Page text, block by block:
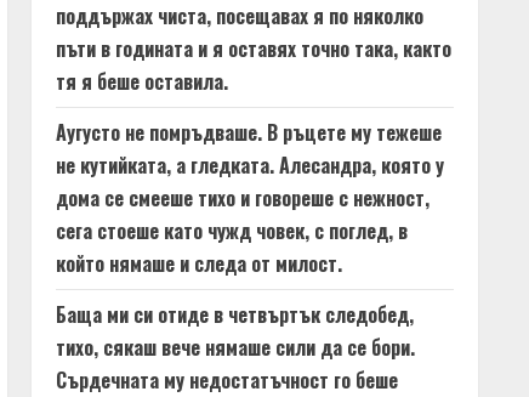
поддържах чиста, посещавах я по няколко
пъти в годината и я оставях точно така, както
тя я беше оставила.
Аугусто не помръдваше. В ръцете му тежеше
не кутийката, а гледката. Алесандра, която у
дома се смееше тихо и говореше с нежност,
сега стоеше като чужд човек, с поглед, в
който нямаше и следа от милост.
Баща ми си отиде в четвъртък следобед,
тихо, сякаш вече нямаше сили да се бори.
Сърдечната му недостатъчност го беше